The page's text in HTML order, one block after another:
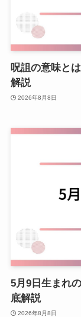
呪詛の意味と
解説
2026年8月8日
5月9日生まれ
底解説
2026年8月8日